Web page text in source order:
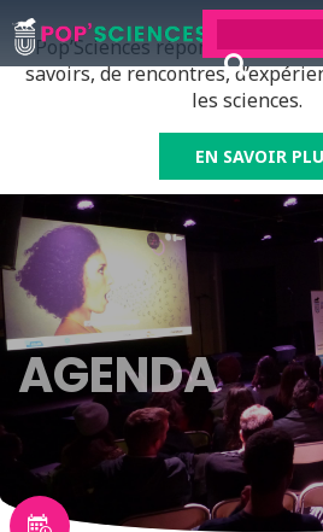
Pop’Sciences répond à tous
savoirs, de rencontres,
les sciences.
EN SAVOIR
AGENDA